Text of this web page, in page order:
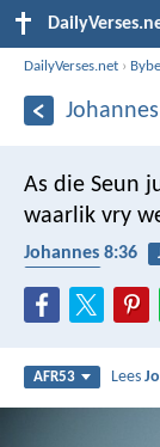
DailyVerses.net ›
As die Seun
waarlik vry
Johannes 8:36
AFR53 Lees